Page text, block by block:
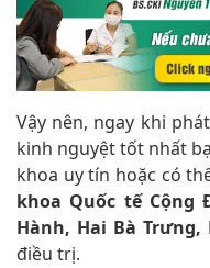
Vậy nên, ngay khi
kinh nguyệt tốt nhất
khoa uy tín hoặc có
khoa Quốc tế Cộng
Hành, Hai Bà Trưng,
điều trị.